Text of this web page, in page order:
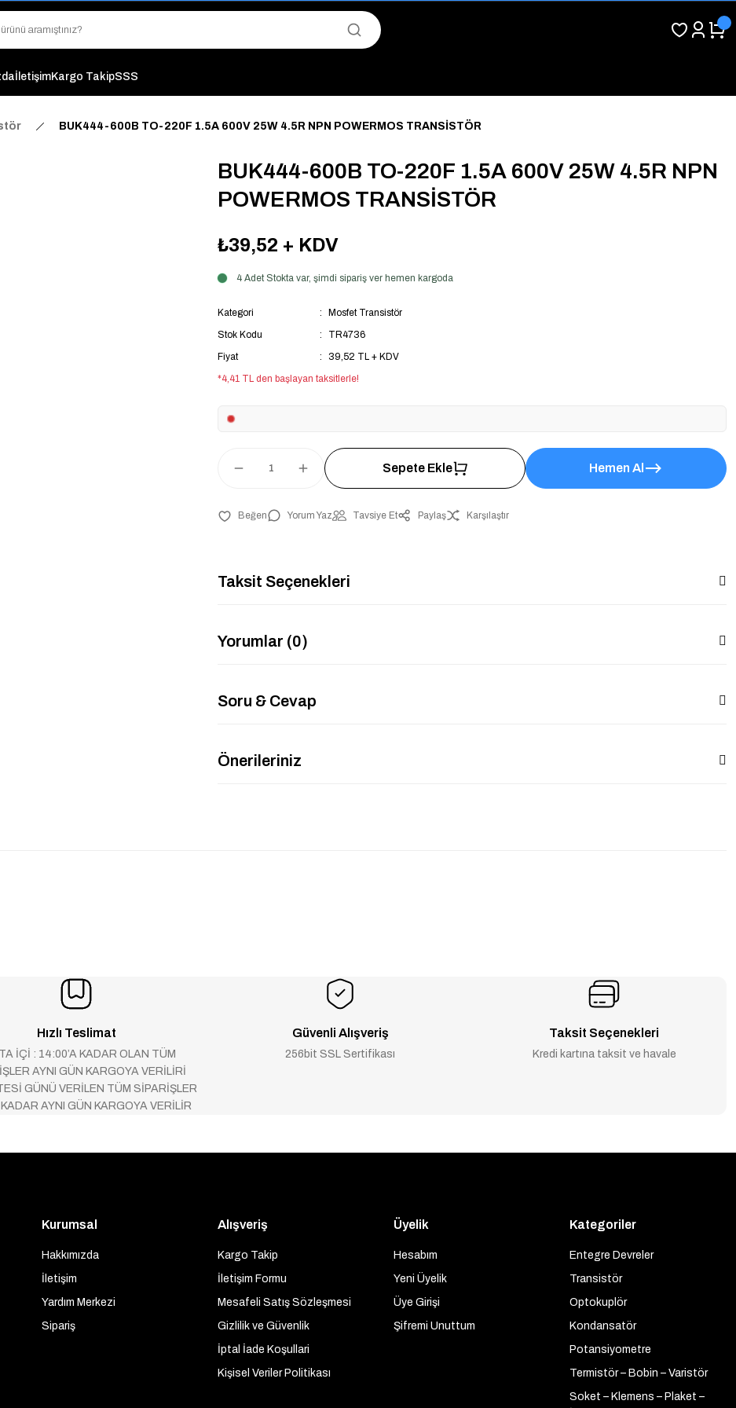
"Saat 14:00'a Kadar Verilen Siparişlerde Aynı Gün Kargo Avantajı!
"Binlerce Ürün Çeşitliliği ile Stoktan Hemen Teslim."
İletişimKargo TakipSSS
BUK444-600B TO-220F 1.5A 600V 25W 4.5R NPN POWERMOS TRANSİSTÖR
BUK444-600B TO-220F 1.5A 600V 25W 4.5R NPN
POWERMOS TRANSİSTÖR
₺39,52 + KDV
4 Adet Stokta var, şimdi sipariş ver hemen kargoda
Kategori
Mosfet Transistör
Stok Kodu
TR4736
Fiyat
39,52 TL + KDV
*4,41 TL den başlayan taksitlerle!
Sepete Ekle Hemen Al
Yorum Yaz Tavsiye Et Paylaş Karşılaştır
Taksit Seçenekleri
Yorumlar (0)
Soru & Cevap
Önerileriniz
Hızlı Teslimat
İÇİ : 14:00’A KADAR OLAN TÜM
AYNI GÜN KARGOYA VERİLİRİ
GÜNÜ VERİLEN TÜM SİPARİŞLER
AYNI GÜN KARGOYA VERİLİR
Güvenli Alışveriş
256bit SSL Sertifikası
Taksit Seçenekleri
Kredi kartına taksit ve havale
Kurumsal
Hakkımızda
İletişim
Yardım Merkezi
Sipariş
Alışveriş
Kargo Takip
İletişim Formu
Mesafeli Satış Sözleşmesi
Gizlilik ve Güvenlik
İptal İade Koşullari
Kişisel Veriler Politikası
Üyelik
Hesabım
Yeni Üyelik
Üye Girişi
Şifremi Unuttum
Kategoriler
Entegre Devreler
Transistör
Optokuplör
Kondansatör
Potansiyometre
Termistör – Bobin – Varistör
Soket – Klemens – Plaket –